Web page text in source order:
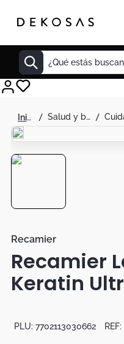
¿Qué estás buscando?
salud y belleza
Recamier
Recamier
Keratin
PLU: 7702113030662 REF:
Decoracion
Sillas
Lamparas
Duvet
Botas